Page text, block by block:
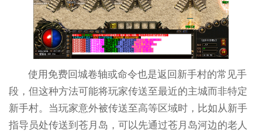
使用免费回城卷轴或命令也是返回新手村的常见手
段，但这种方法可能将玩家传送至最近的主城而非特定
新手村。当玩家意外被传送至高等区域时，比如从新手
指导员处传送到苍月岛，可以先通过苍月岛河边的老人